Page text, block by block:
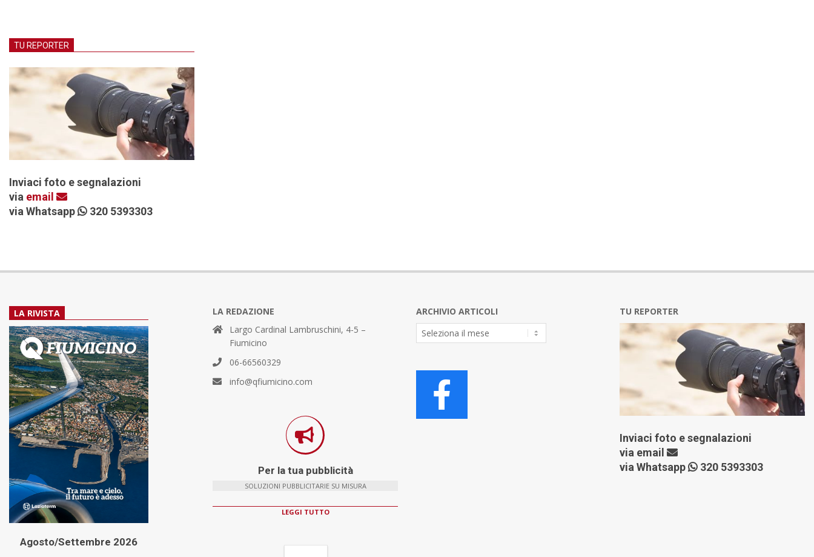
TU REPORTER
Inviaci foto e segnalazioni
via email
via Whatsapp
320 5393303
LA RIVISTA
Agosto/Settembre 2026
LA REDAZIONE
Largo Cardinal Lambruschini, 4-5 –
Fiumicino
06-66560329
info@qfiumicino.com
Per la tua pubblicità
SOLUZIONI PUBBLICITARIE SU MISURA
LEGGI TUTTO
ARCHIVIO ARTICOLI
Archivio
Articoli
TU REPORTER
Inviaci foto e segnalazioni
via email
via Whatsapp
320 5393303